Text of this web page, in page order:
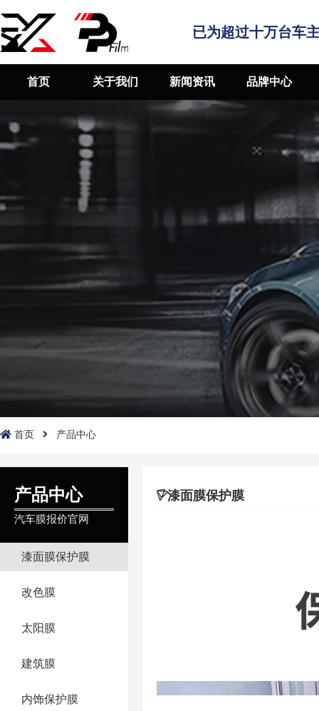
已为超过十万台车
首页 关于我们 新闻资讯 品牌中心
首页 产品中心
产品中心
汽车膜报价官网
漆面膜保护膜
改色膜
太阳膜
建筑膜
内饰保护膜
漆面膜保护膜